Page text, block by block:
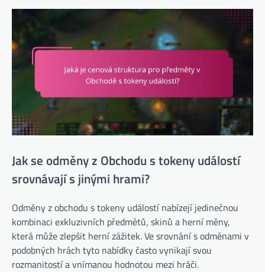
Jak se odměny z Obchodu s tokeny událostí
srovnávají s jinými hrami?
Odměny z obchodu s tokeny událostí nabízejí jedinečnou
kombinaci exkluzivních předmětů, skinů a herní měny,
která může zlepšit herní zážitek. Ve srovnání s odměnami v
podobných hrách tyto nabídky často vynikají svou
rozmanitostí a vnímanou hodnotou mezi hráči.